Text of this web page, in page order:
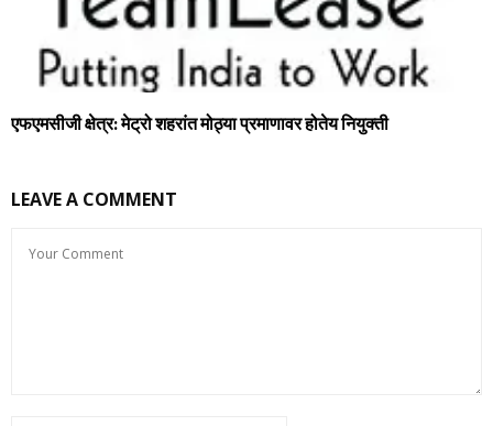
एफएमसीजी क्षेत्र: मेट्रो शहरांत मोठ्या प्रमाणावर होतेय नियुक्ती
LEAVE A COMMENT